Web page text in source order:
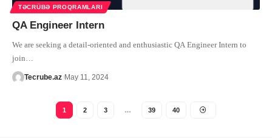
TƏCRÜBƏ PROQRAMLARI
QA Engineer Intern
We are seeking a detail-oriented and enthusiastic QA Engineer Intern to
join
Tecrube.az May 11, 2024
1 2 3 … 39 40